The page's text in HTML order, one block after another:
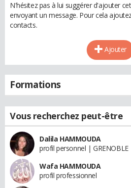
N'hésitez pas à lui suggérer d'ajouter
envoyant un message. Pour cela
contacts.
Ajouter
Formations
Vous recherchez peut-être
Dalila HAMMOUDA
profil personnel | GRENOBLE
Wafa HAMMOUDA
profil professionnel